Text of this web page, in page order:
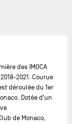
des IMOCA
2021. Courue
déroulée du 1er
Dotée d'un
de Monaco,